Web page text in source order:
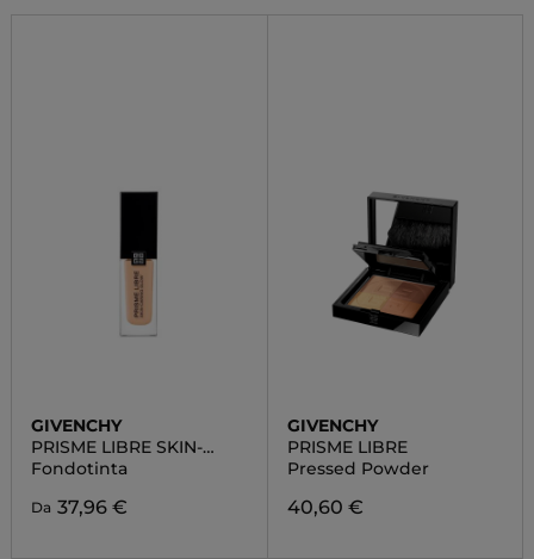
GIVENCHY
PRISME LIBRE SKIN-
CARING GLOW
Fondotinta
Da 37,96 €
GIVENCHY
PRISME LIBRE
Pressed Powder
40,60 €